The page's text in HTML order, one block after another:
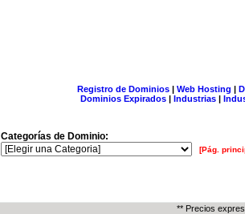
Registro de Dominios| Web Hosting |
Dominios Expirados | Industrias |
Categorías de Dominio:
[Pág.
** Precios